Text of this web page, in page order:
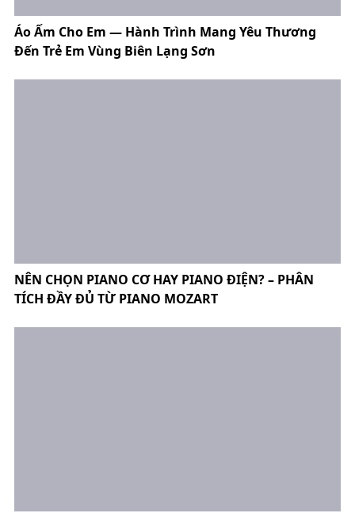
Áo Ấm Cho Em — Hành Trình Mang Yêu Thương
Đến Trẻ Em Vùng Biên Lạng Sơn
NÊN CHỌN PIANO CƠ HAY PIANO ĐIỆN? – PHÂN
TÍCH ĐẦY ĐỦ TỪ PIANO MOZART